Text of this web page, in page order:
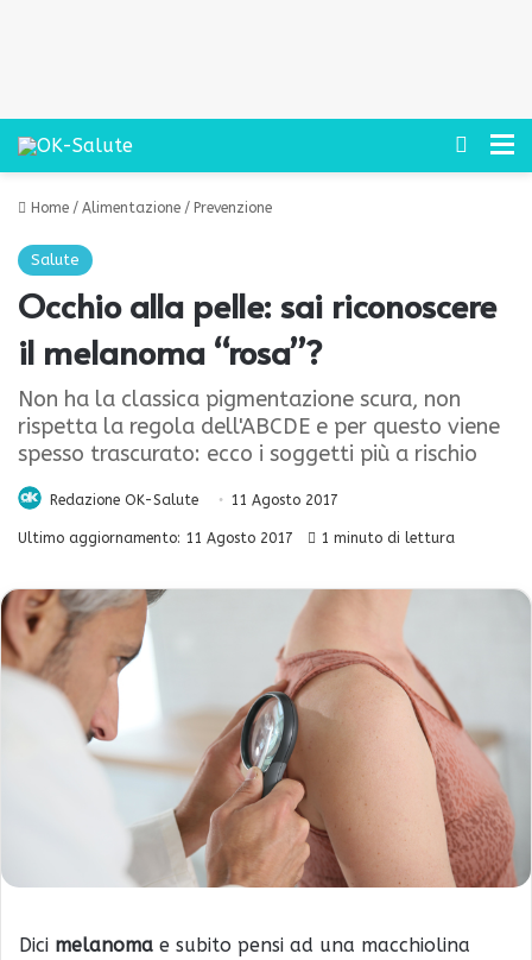
Cerca
Home / Alimentazione / Prevenzione
Salute
Occhio alla pelle: sai riconoscere
il melanoma “rosa”?
Non ha la classica pigmentazione scura, non
rispetta la regola dell'ABCDE e per questo viene
spesso trascurato: ecco i soggetti più a rischio
Redazione OK-Salute 11 Agosto 2017
Ultimo aggiornamento: 11 Agosto 2017 1 minuto di lettura
Dici melanoma e subito pensi ad una macchiolina